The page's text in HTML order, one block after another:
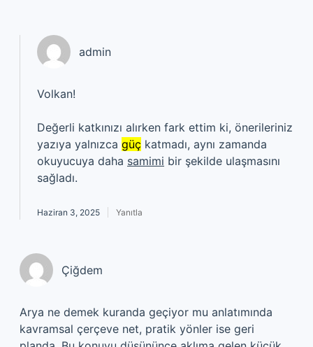
admin
Volkan!
Değerli katkınızı alırken fark ettim ki, önerileriniz
yazıya yalnızca güç katmadı, aynı zamanda
okuyucuya daha samimi bir şekilde ulaşmasını
sağladı.
Haziran 3, 2025 Yanıtla
Çiğdem
Arya ne demek kuranda geçiyor mu anlatımında
kavramsal çerçeve net, pratik yönler ise geri